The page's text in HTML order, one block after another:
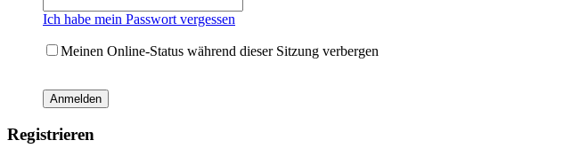
Ich habe mein Passwort vergessen
Meinen Online-Status während dieser Sitzung verbergen
Registrieren